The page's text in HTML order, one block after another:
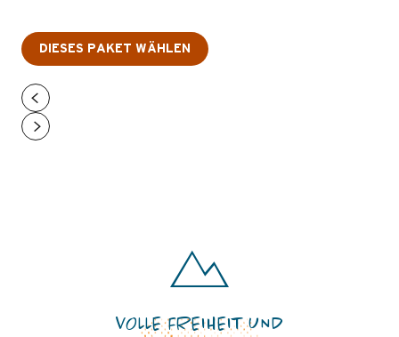
DIESES PAKET WÄHLEN
VOLLE FREIHEIT UND